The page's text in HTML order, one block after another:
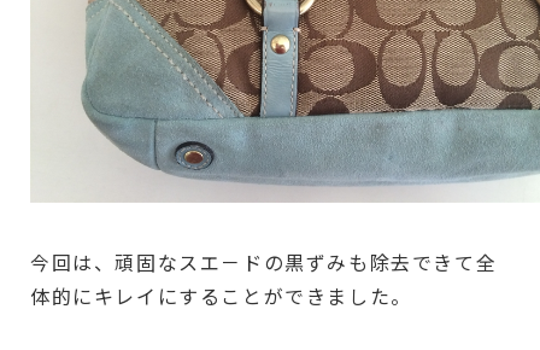
今回は、頑固なスエ－ドの黒ずみも除去できて全
体的にキレイにすることができました。